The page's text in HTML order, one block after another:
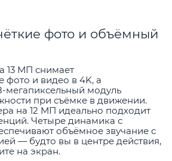
фото и объёмный
13 МП снимает
фото и видео в 4K, а
мегапиксельный модуль
при съёмке в движении.
на 12 МП идеально подходит
Четыре динамика с
объёмное звучание с
— будто вы в центре действия,
на экран.